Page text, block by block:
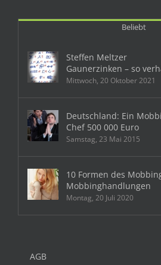
Beliebt
Steffen Meltzer
Gaunerzinken – so
Mittwoch, 20 Oktober 2021
Deutschland: Ein
Chef 500 000 Euro
Samstag, 23 Mai 2015
10 Formen des
Mobbinghandlungen
Montag, 20 Juli 2020
AGB